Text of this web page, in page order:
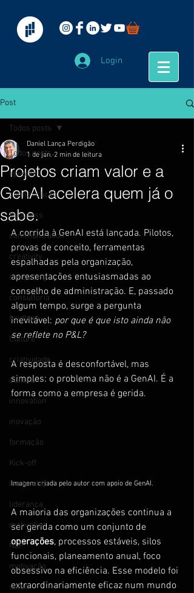
Login
Post
Todos posts
#people
comunicação
#success
communication
creativity
consulting
consultoria
feedback
Culture
criatividade
Cultura
innovation
inovação
formação
Kick-off
leadership
liderança
motivation
NLP
motivação
sales
Todos posts
Projetos criam valor e a
GenAI acelera quem já o
sabe.
Daniel Lança Perdigão
1 de jan. 2 min de leitura
A corrida à GenAI está lançada. Pilotos,
provas de conceito, ferramentas
espalhadas pela organização,
apresentações entusiasmadas ao
conselho de administração. E, passado
algum tempo, surge a pergunta
inevitável: por que é que isto ainda não
se reflete no P&L?
A resposta é desconfortável, mas
simples: o problema não é a GenAI. É a
forma como a empresa é gerida.
Imagem criada pelo autor com apoio de GenAI.
A maioria das organizações continua a
ser gerida como um conjunto de
operações, processos estáveis, silos
funcionais, planeamento anual, foco
obsessivo na eficiência. Esse modelo foi
extraordinariamente eficaz num mundo